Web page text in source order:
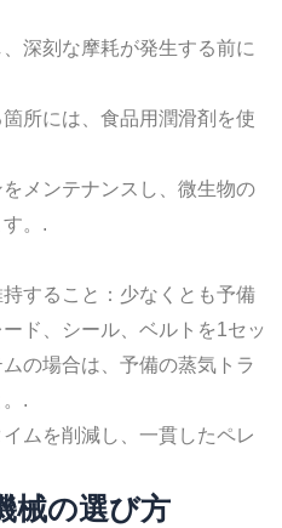
深刻な摩耗が発生する前に
所には、食品用潤滑剤を使
メンテナンスし、微生物の
。.
すること：少なくとも予備
ド、シール、ベルトを1セッ
の場合は、予備の蒸気トラ
.
ムを削減し、一貫したペレ
械の選び方